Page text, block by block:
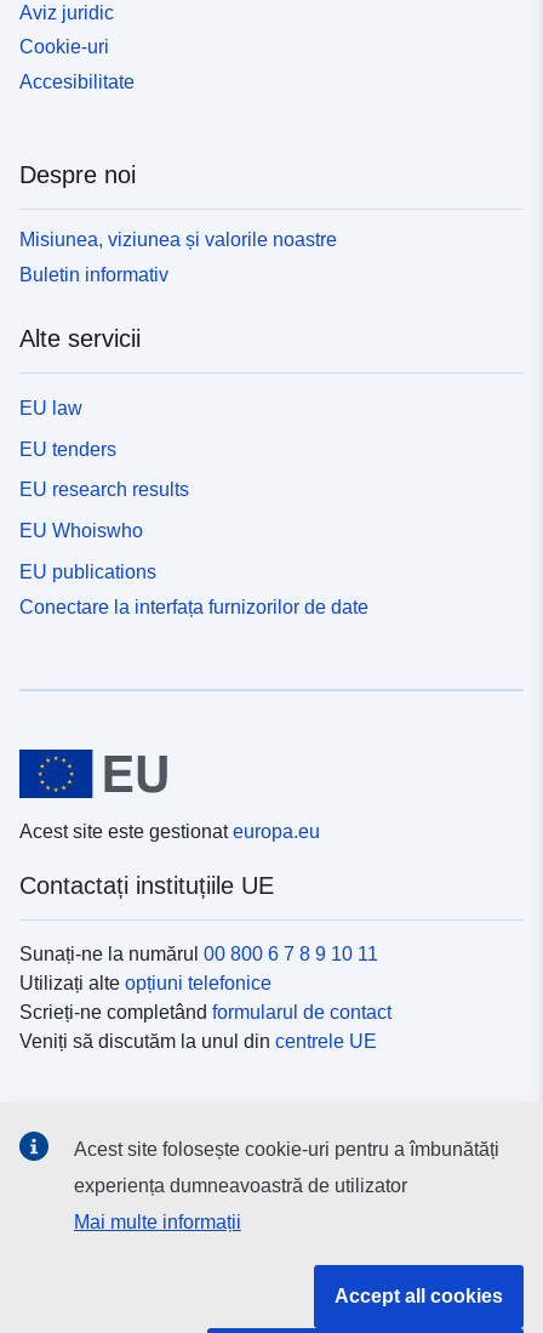
Aviz juridic
Cookie-uri
Accesibilitate
Despre noi
Misiunea, viziunea și valorile noastre
Buletin informativ
Alte servicii
EU law
EU tenders
EU research results
EU Whoiswho
EU publications
Conectare la interfața furnizorilor de date
Acest site este gestionateuropa.eu
Contactați instituțiile UE
Sunați-ne la numărul 00 800 6 7 8 9 10 11
Utilizați alte opțiuni telefonice
Scrieți-ne completând formularul de contact
Veniți să discutăm la unul din centrele UE
Descoperiți canalele UEpe rețelele sociale
Instituțiile și organismele UE
Acest site folosește cookie-uri pentru a îmbunătăți
experiența dumneavoastră de utilizator
Mai multe informații
Accept all cookies